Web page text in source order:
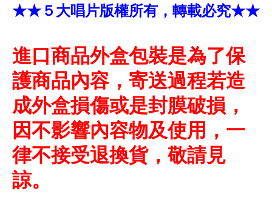
★★５大唱片版權所有，轉載必究★★
進口商品外盒包裝是為了保
護商品內容，寄送過程若造
成外盒損傷或是封膜破損，
因不影響內容物及使用，一
律不接受退換貨，敬請見
諒。